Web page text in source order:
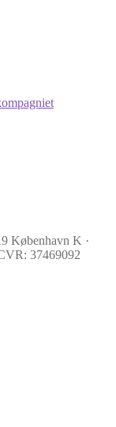
København K ·
37469092